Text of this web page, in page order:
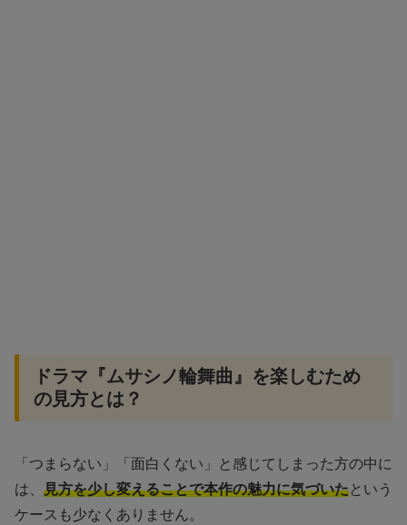
ドラマ『ムサシノ輪舞曲』を楽しむため
の見方とは？
「つまらない」「面白くない」と感じてしまった方の中に
は、 見方を少し変えることで本作の魅力に気づいたという
ケースも少なくありません。